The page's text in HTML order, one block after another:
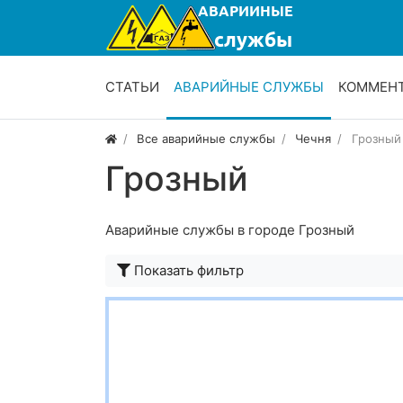
СТАТЬИ АВАРИЙНЫЕ СЛУЖБЫ
Все аварийные службы Чечня Грозный
Грозный
Аварийные службы в городе Грозный
Показать фильтр